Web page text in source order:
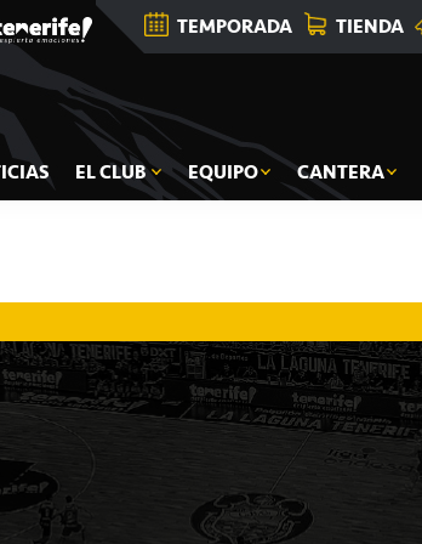
TEMPORADA TIENDA
EL CLUB EQUIPO CANTERA